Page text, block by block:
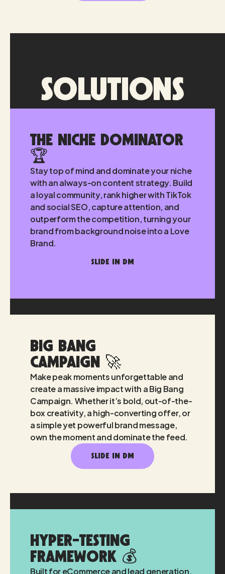
solutions
The Niche Dominator
🏆
Stay top of mind and dominate your niche
with an always-on content strategy. Build
a loyal community, rank higher with TikTok
and social SEO, capture attention, and
outperform the competition, turning your
brand from background noise into a Love
Brand.
SLIDE IN DM
Big Bang
Campaign 🚀
Make peak moments unforgettable and
create a massive impact with a Big Bang
Campaign. Whether it’s bold, out-of-the-
box creativity, a high-converting offer, or
a simple yet powerful brand message,
own the moment and dominate the feed.
SLIDE IN DM
Hyper-Testing
Framework 💰
Built for eCommerce and lead generation.